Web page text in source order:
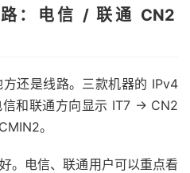
：电信 / 联通 CN2
还是线路。三款机器的 IPv4
和联通方向显示 IT7 → CN2
。
。电信、联通用户可以重点看